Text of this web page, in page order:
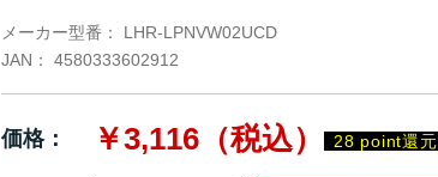
メーカー型番：
LHR-LPNVW02UCD
JAN：
4580333602912
価格： ￥3,116 （税込） 28 point還元